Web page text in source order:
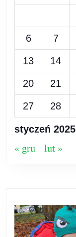
styczeń 2025
6 7
13 14
20 21
27 28
« gru lut »